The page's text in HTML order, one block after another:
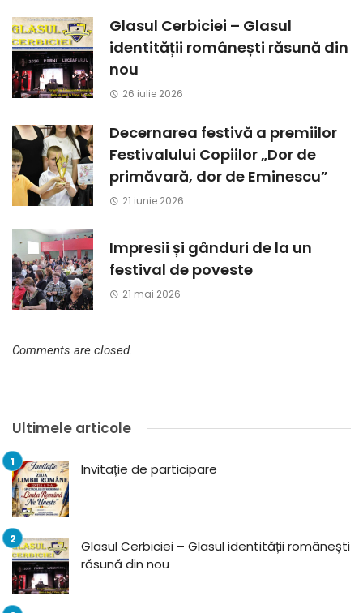
Glasul Cerbiciei – Glasul
identității românești răsună din
nou
26 iulie 2026
Decernarea festivă a premiilor
Festivalului Copiilor „Dor de
primăvară, dor de Eminescu”
21 iunie 2026
Impresii și gânduri de la un
festival de poveste
21 mai 2026
Comments are closed.
Ultimele articole
Invitație de participare
Glasul Cerbiciei – Glasul identității românești
răsună din nou